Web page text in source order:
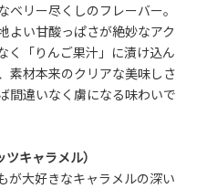
リー尽くしのフレーバー。
よい甘酸っぱさが絶妙なアク
く「りんご果汁」に漬け込ん
素材本来のクリアな美味しさ
間違いなく虜になる味わいで
キャラメル）
が大好きなキャラメルの深い